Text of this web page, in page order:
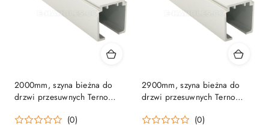
2000mm, szyna bieżna do
drzwi przesuwnych Terno
(0)
2900mm, szyna bieżna do
drzwi przesuwnych Terno
(0)